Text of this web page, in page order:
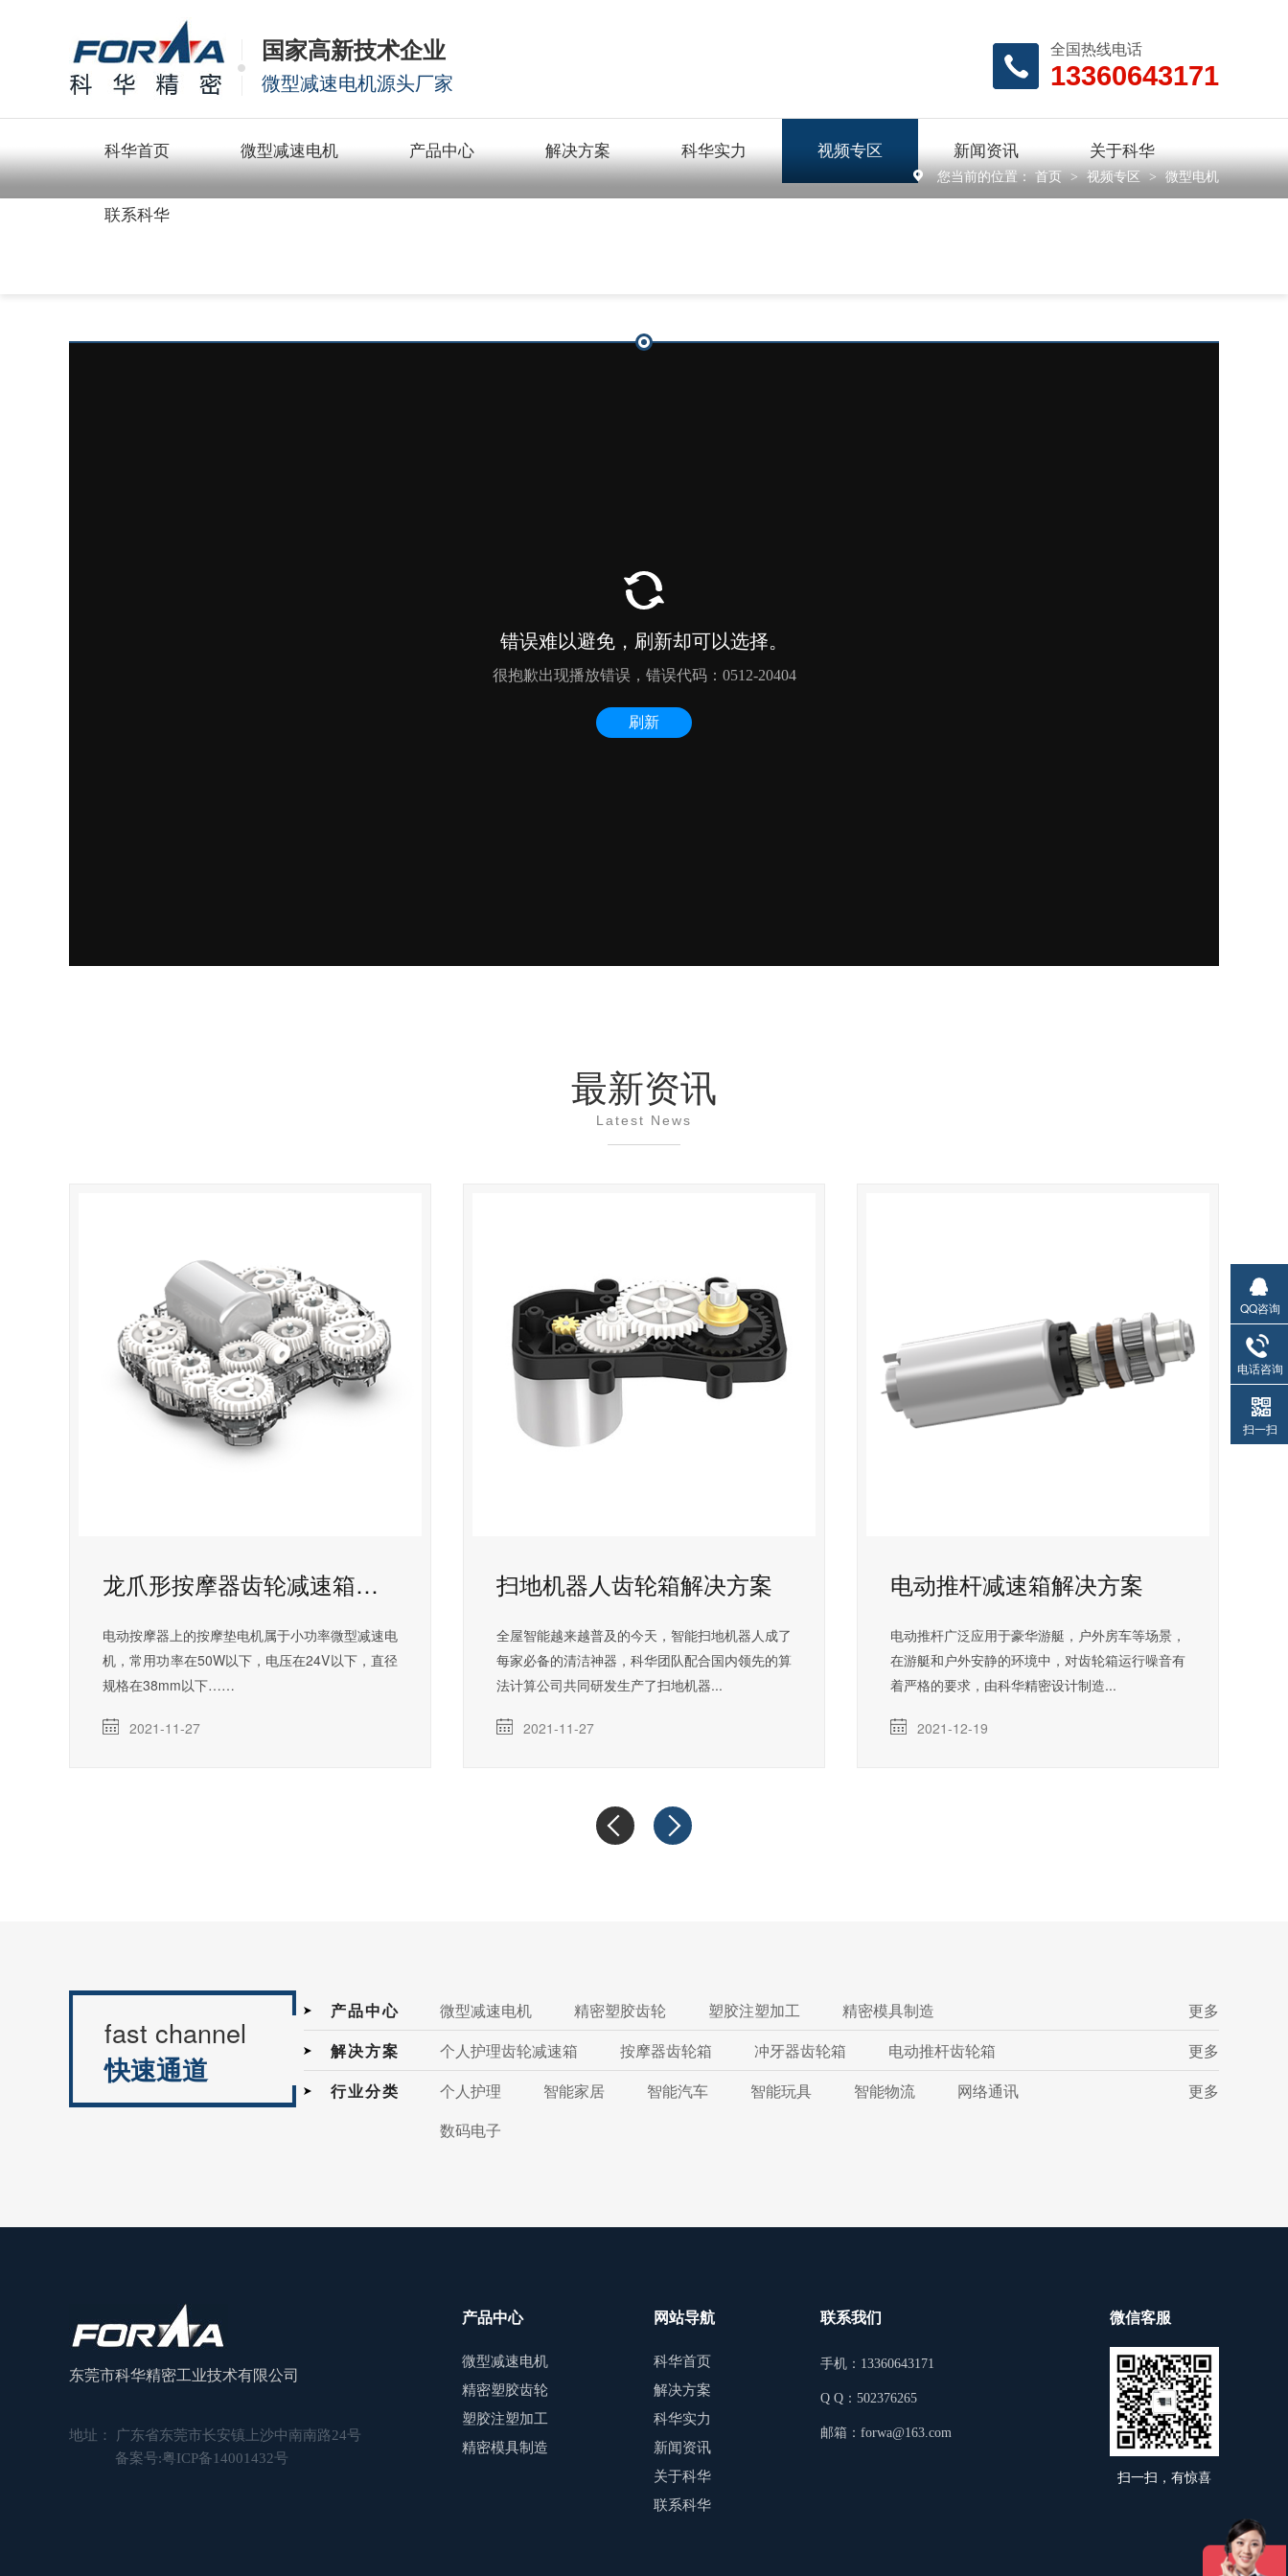
国家高新技术企业
微型减速电机源头厂家
全国热线电话
13360643171
科华首页 微型减速电机 产品中心 解决方案 科华实力 视频专区 新闻资讯 关于科华
联系科华
您当前的位置： 首页 > 视频专区 > 微型电机
最新资讯
Latest News
龙爪形按摩器齿轮减速箱解决方案
电动按摩器上的按摩垫电机属于小功率微型减速电
机，常用功率在50W以下，电压在24V以下，直径
规格在38mm以下……
2021-11-27
扫地机器人齿轮箱解决方案
全屋智能越来越普及的今天，智能扫地机器人成了
每家必备的清洁神器，科华团队配合国内领先的算
法计算公司共同研发生产了扫地机器...
2021-11-27
电动推杆减速箱解决方案
电动推杆广泛应用于豪华游艇，户外房车等场景，
在游艇和户外安静的环境中，对齿轮箱运行噪音有
着严格的要求，由科华精密设计制造...
2021-12-19
产品中心 微型减速电机 精密塑胶齿轮 塑胶注塑加工 精密模具制造
更多
解决方案
个人护理齿轮减速箱 按摩器齿轮箱 冲牙器齿轮箱 电动推杆齿轮箱
更多
行业分类
个人护理 智能家居 智能汽车 智能玩具 智能物流
网络通讯
数码电子
更多
fast channel
快速通道
东莞市科华精密工业技术有限公司
地址： 广东省东莞市长安镇上沙中南南路24号
备案号:粤ICP备14001432号
产品中心
微型减速电机
精密塑胶齿轮
塑胶注塑加工
精密模具制造
网站导航
科华首页
解决方案
科华实力
新闻资讯
关于科华
联系科华
联系我们
手机：13360643171
Q Q：502376265
邮箱：forwa@163.com
微信客服
扫一扫，有惊喜
QQ咨询
电话咨询
扫一扫